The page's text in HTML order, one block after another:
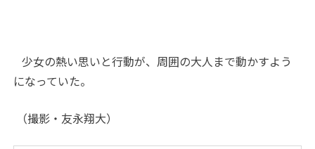
少女の熱い思いと行動が、周囲の大人まで動かすよう
になっていた。
（撮影・友永翔大）